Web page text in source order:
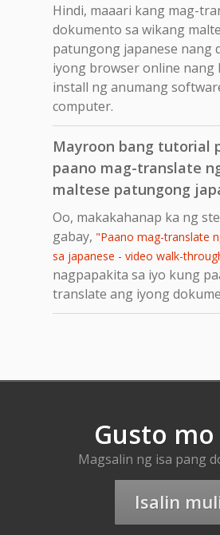
Hindi, maaari kang mag-
dokumento sa wikang
patungong japanese nang
iyong browser online nang
install ng anumang
computer.
Mayroon bang tutorial
paano mag-translate
maltese patungong
Oo, makakahanap ka ng
gabay, "Paano mag-translate
sa japanese - video walk-
nagpapakita sa iyo kung
translate ang iyong
Gusto mo
Magsalin ng isa pang
Isalin